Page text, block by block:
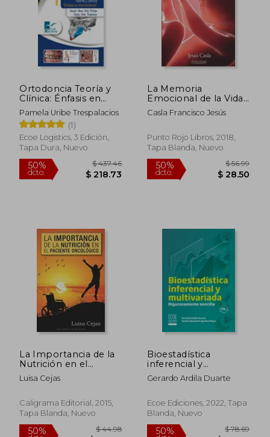
50%
dcto.
$ 75.70 45%
dcto.
Ortodoncia Teoría y
Clínica: Énfasis en
Biomecánica 2
Tomos. 3ª Edición
Pamela Uribe Trespalacios
(1)
Ecoe Logistics, 3 Edición,
Tapa Dura, Nuevo
La Memoria
Emocional de la Vida
Uterina
Casla Francisco Jesús
Punto Rojo Libros, 2018,
Tapa Blanda, Nuevo
La Importancia de la
Nutrición en el
Paciente Oncológico
Luisa Cejas
Caligrama Editorial, 2015,
Tapa Blanda, Nuevo
Bioestadística
inferencial y
multivariada.
Volumen II
Gerardo Ardila Duarte
Ecoe Ediciones, 2022, Tapa
Blanda, Nuevo